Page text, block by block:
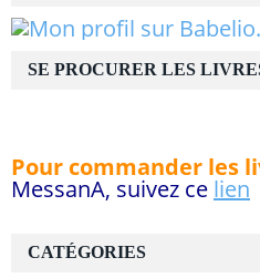
CATÉGORIES
SE PROCURER LES
Pour commander les
MessanA, suivez ce lien